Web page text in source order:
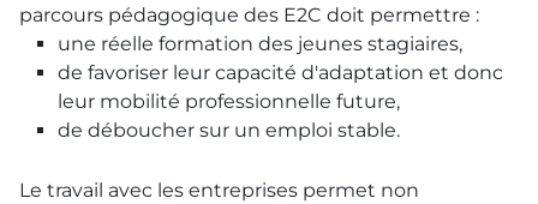
parcours pédagogique des E2C doit permettre :
une réelle formation des jeunes stagiaires,
de favoriser leur capacité d'adaptation et donc
leur mobilité professionnelle future,
de déboucher sur un emploi stable.
Le travail avec les entreprises permet non